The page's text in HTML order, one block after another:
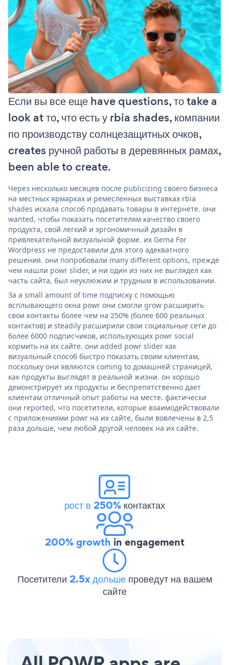
Если вы все еще have questions, то take a
look at то, что есть у rbia shades, компании
по производству солнцезащитных очков,
creates ручной работы в деревянных рамах,
been able to create.
Через несколько месяцев после publicizing своего бизнеса
на местных ярмарках и ремесленных выставках rbia
shades искала способ продавать товары в интернете. они
wanted, чтобы показать посетителям качество своего
продукта, свой легкий и эргономичный дизайн в
привлекательной визуальной форме. их Gema For
Wordpress не предоставили для этого адекватного
решения. они попробовали many different options, прежде
чем нашли powr slider, и ни один из них не выглядел как
часть сайта, был неуклюжим и трудным в использовании.
За a small amount of time подписку с помощью
всплывающего окна powr они смогли grow расширить
свои контакты более чем на 250% (более 600 реальных
контактов) и steadily расширили свои социальные сети до
более 6000 подписчиков, использующих powr social
кормить на их сайте. они added powr slider как
визуальный способ быстро показать своим клиентам,
поскольку они являются coming to домашней страницей,
как продукты выглядят в реальной жизни. он хорошо
демонстрирует их продукты и беспрепятственно дает
клиентам отличный опыт работы на месте. фактически
они reported, что посетители, которые взаимодействовали
с приложениями powr на их сайте, были вовлечены в 2,5
раза дольше, чем любой другой человек на их сайте.
рост в 250%контактах
200% growth in engagement
Посетители 2.5x дольше проведут на вашем
сайте